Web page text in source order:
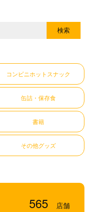
コンビニホットスナック
缶詰・保存食
書籍
その他グッズ
565